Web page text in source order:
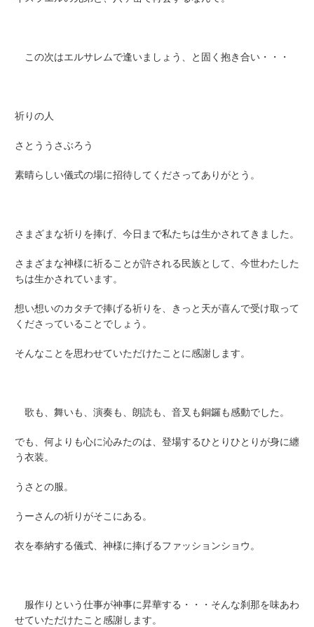
この次はエルサレムで逢いましょう、と固く抱き合い・・・
祈りの人
さとううさぶろう
素晴らしい儀式の場に招待してくださってありがとう。
さまざまな祈りを捧げ、今日まで私たちは生かされてきました。
さまざまな神様に祈ることが許される民族として、今世わたした
ちは生かされています。
想い想いのカタチで捧げる祈りを、きっと天が喜んで受け取って
くださっていることでしょう。
そんなことを思わせていただけたことに感謝します。
歌も、舞いも、演奏も、朗読も、音叉も銅鑼も感動でした。
でも、何よりも心に沁みたのは、登場するひとりひとりが身に纏
う衣装。
うさとの服。
うーさんの祈りがそこにある。
衣を奉納する儀式、神様に捧げるファッションショウ。
服作りという仕事が神事に昇華する・・・そんな刹那を味あわ
せていただけたこと感謝します。